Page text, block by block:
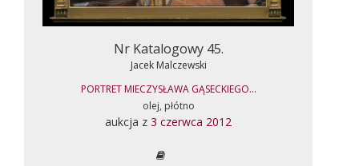
Nr Katalogowy 45.
Jacek Malczewski
PORTRET MIECZYSŁAWA GĄSECKIEGO...
olej, płótno
aukcja z 3 czerwca 2012